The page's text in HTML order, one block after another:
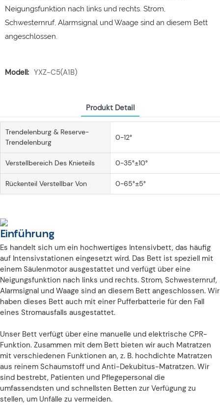
Neigungsfunktion nach links und rechts. Strom,
Schwesternruf, Alarmsignal und Waage sind an diesem Bett
angeschlossen.
Modell: YXZ-C5(A1B)
Produkt Detail
Trendelenburg & Reserve-
Trendelenburg
0-12°
Verstellbereich Des Knieteils 0-35°±10°
Rückenteil Verstellbar Von 0-65°±5°
Einführung
Es handelt sich um ein hochwertiges Intensivbett, das häufig
auf Intensivstationen eingesetzt wird. Das Bett ist speziell mit
einem Säulenmotor ausgestattet und verfügt über eine
Neigungsfunktion nach links und rechts. Strom, Schwesternruf,
Alarmsignal und Waage sind an diesem Bett angeschlossen. Wir
haben dieses Bett auch mit einer Pufferbatterie für den Fall
eines Stromausfalls ausgestattet.
Unser Bett verfügt über eine manuelle und elektrische CPR-
Funktion. Zusammen mit dem Bett bieten wir auch Matratzen
mit verschiedenen Funktionen an, z. B. hochdichte Matratzen
aus reinem Schaumstoff und Anti-Dekubitus-Matratzen. Wir
sind bestrebt, Patienten und Pflegepersonal die
umfassendsten und schnellsten Betten zur Verfügung zu
stellen, um Unfälle zu vermeiden.